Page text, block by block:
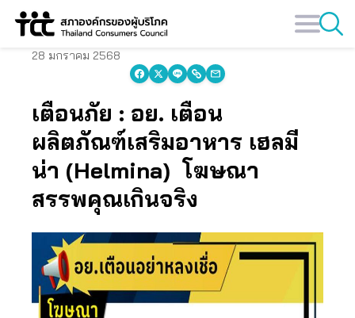
Skip
28 มกราคม 2568
เตือนภัย : อย. เตือน
ผลิตภัณฑ์เสริมอาหาร เฮลมี
น่า (Helmina) โฆษณา
สรรพคุณเกินจริง